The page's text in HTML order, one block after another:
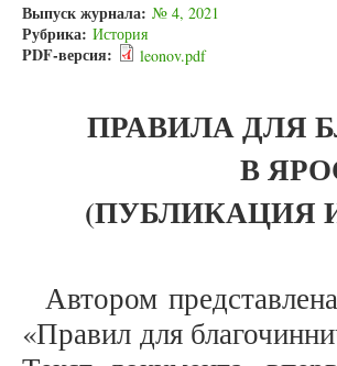
Выпуск журнала: № 4, 2021
Рубрика: История
PDF-версия: leonov.pdf
ПРАВИЛА ДЛЯ
В
(ПУБЛИКАЦИЯ
Автором
«Правил для